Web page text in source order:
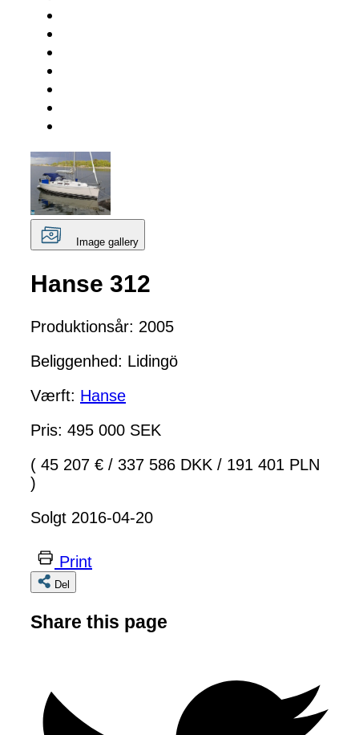
Image gallery
Hanse 312
Produktionsår: 2005
Beliggenhed: Lidingö
Værft: Hanse
Pris: 495 000 SEK
( 45 207 € / 337 586 DKK / 191 401 PLN
)
Solgt 2016-04-20
Print
Del
Share this page